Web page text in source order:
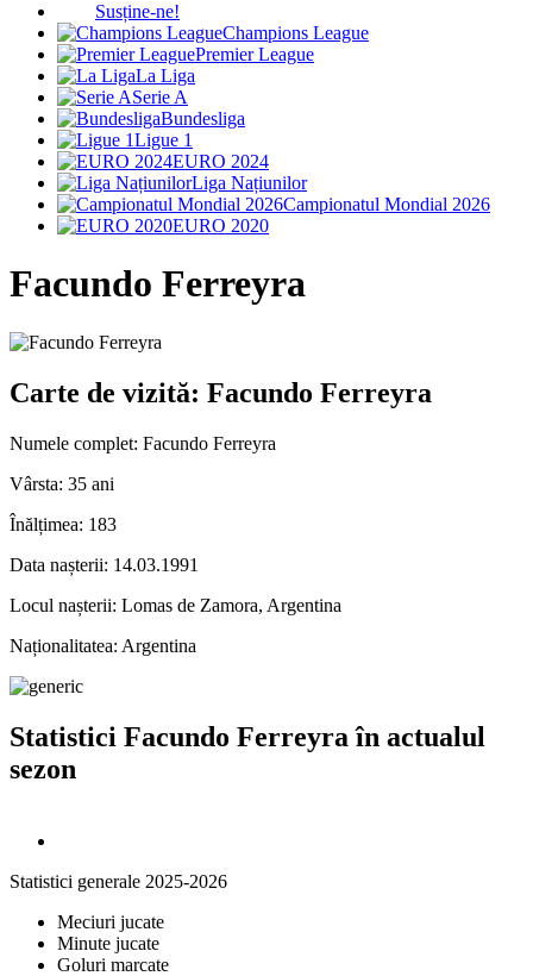
Susține-ne!
Champions League
Premier League
La Liga
Serie A
Bundesliga
Ligue 1
EURO 2024
Liga Națiunilor
Campionatul Mondial 2026
EURO 2020
Facundo Ferreyra
Carte de vizită: Facundo Ferreyra
Numele complet: Facundo Ferreyra
Vârsta: 35 ani
Înălțimea: 183
Data nașterii: 14.03.1991
Locul nașterii: Lomas de Zamora, Argentina
Naționalitatea: Argentina
Statistici Facundo Ferreyra în actualul
sezon
Statistici generale 2025-2026
Meciuri jucate
Minute jucate
Goluri marcate